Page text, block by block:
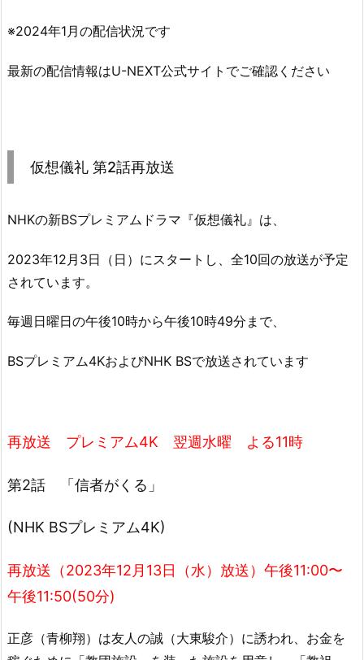
※2024年1月の配信状況です
最新の配信情報はU-NEXT公式サイトでご確認ください
仮想儀礼 第2話再放送
NHKの新BSプレミアムドラマ『仮想儀礼』は、
2023年12月3日（日）にスタートし、全10回の放送が予定
されています。
毎週日曜日の午後10時から午後10時49分まで、
BSプレミアム4KおよびNHK BSで放送されています
再放送 プレミアム4K 翌週水曜 よる11時
第2話 「信者がくる」
(NHK BSプレミアム4K)
再放送（2023年12月13日（水）放送）午後11:00〜
午後11:50(50分)
正彦（青柳翔）は友人の誠（大東駿介）に誘われ、お金を